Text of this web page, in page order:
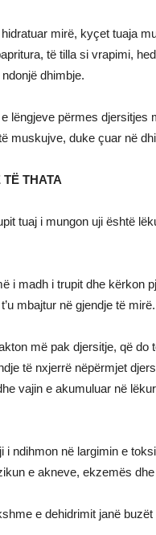
mirë, kyçet tuaja
të tilla si vrapimi,
dhimbje.
lëngjeve përmes djersitjes
muskujve, duke çuar në
THATA
tuaj i mungon uji është
i madh i trupit dhe kërkon
mbajtur në gjendje të mirë.
më pak djersitje, që do
të nxjerrë nëpërmjet
vajin e akumuluar në
i ndihmon në largimin e
e akneve, ekzemës
e dehidrimit janë buzët